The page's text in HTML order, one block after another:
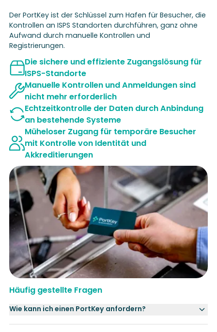
Der PortKey ist der Schlüssel zum Hafen für Besucher, die
Kontrollen an ISPS Standorten durchführen, ganz ohne
Aufwand durch manuelle Kontrollen und
Registrierungen.
Die sichere und effiziente Zugangslösung für
ISPS-Standorte
Manuelle Kontrollen und Anmeldungen sind
nicht mehr erforderlich
Echtzeitkontrolle der Daten durch Anbindung
an bestehende Systeme
Müheloser Zugang für temporäre Besucher
mit Kontrolle von Identität und
Akkreditierungen
Häufig gestellte Fragen
Wie kann ich einen PortKey anfordern?